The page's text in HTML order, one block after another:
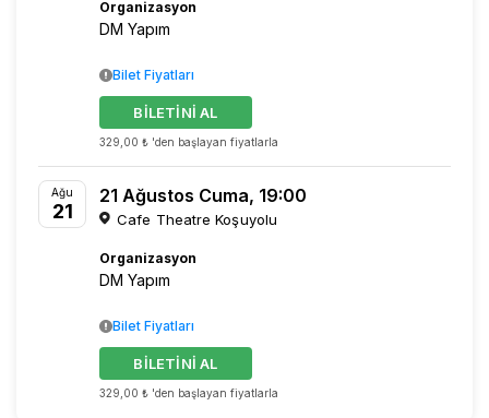
Organizasyon
DM Yapım
329,00 ₺ 'den başlayan fiyatlarla
BİLETİNİ AL
Bilet Fiyatları
Ağu
21
21 Ağustos Cuma, 19:00
Cafe Theatre Koşuyolu
Organizasyon
DM Yapım
329,00 ₺ 'den başlayan fiyatlarla
BİLETİNİ AL
Bilet Fiyatları